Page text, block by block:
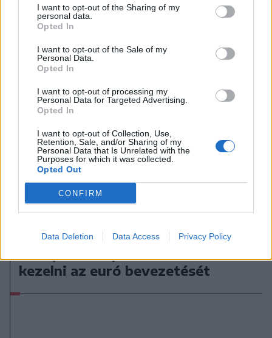
I want to opt-out of the Sharing of my
personal data.
Opted In
I want to opt-out of the Sale of my
Personal Data.
Opted In
I want to opt-out of processing my
Personal Data for Targeted Advertising.
Opted In
I want to opt-out of Collection, Use,
Retention, Sale, and/or Sharing of my
Personal Data that Is Unrelated with the
Purposes for which it was collected.
Opted Out
CONFIRM
Data Deletion Data Access Privacy Policy
A rovat további cikkei
2026. augusztus 08., szombat
kezelni az euró bevezetését